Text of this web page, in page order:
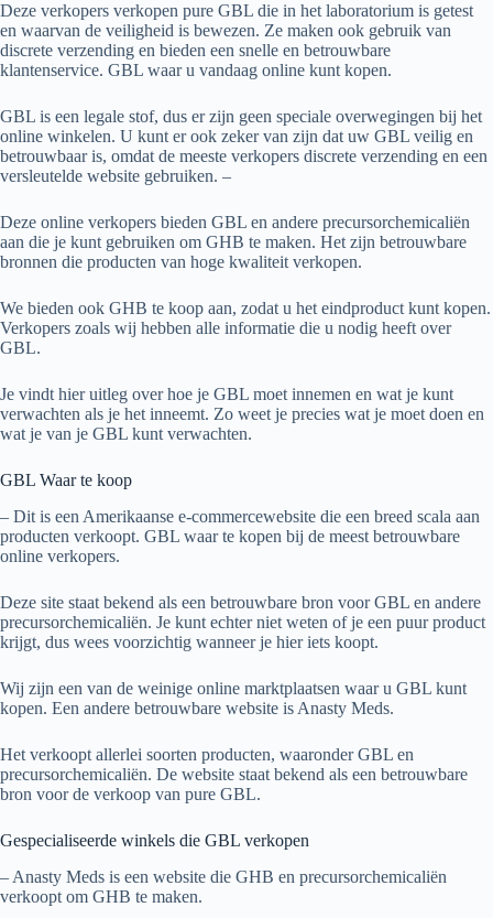
Deze verkopers verkopen pure GBL die in het laboratorium is getest
en waarvan de veiligheid is bewezen. Ze maken ook gebruik van
discrete verzending en bieden een snelle en betrouwbare
klantenservice. GBL waar u vandaag online kunt kopen.
GBL is een legale stof, dus er zijn geen speciale overwegingen bij het
online winkelen. U kunt er ook zeker van zijn dat uw GBL veilig en
betrouwbaar is, omdat de meeste verkopers discrete verzending en een
versleutelde website gebruiken. –
Deze online verkopers bieden GBL en andere precursorchemicaliën
aan die je kunt gebruiken om GHB te maken. Het zijn betrouwbare
bronnen die producten van hoge kwaliteit verkopen.
We bieden ook GHB te koop aan, zodat u het eindproduct kunt kopen.
Verkopers zoals wij hebben alle informatie die u nodig heeft over
GBL.
Je vindt hier uitleg over hoe je GBL moet innemen en wat je kunt
verwachten als je het inneemt. Zo weet je precies wat je moet doen en
wat je van je GBL kunt verwachten.
GBL Waar te koop
– Dit is een Amerikaanse e-commercewebsite die een breed scala aan
producten verkoopt. GBL waar te kopen bij de meest betrouwbare
online verkopers.
Deze site staat bekend als een betrouwbare bron voor GBL en andere
precursorchemicaliën. Je kunt echter niet weten of je een puur product
krijgt, dus wees voorzichtig wanneer je hier iets koopt.
Wij zijn een van de weinige online marktplaatsen waar u GBL kunt
kopen. Een andere betrouwbare website is Anasty Meds.
Het verkoopt allerlei soorten producten, waaronder GBL en
precursorchemicaliën. De website staat bekend als een betrouwbare
bron voor de verkoop van pure GBL.
Gespecialiseerde winkels die GBL verkopen
– Anasty Meds is een website die GHB en precursorchemicaliën
verkoopt om GHB te maken.